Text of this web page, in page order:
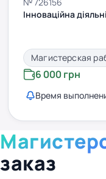
Інноваційна
Магистерская
6 000 грн
Время
заказ